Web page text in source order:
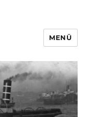
MENÜ